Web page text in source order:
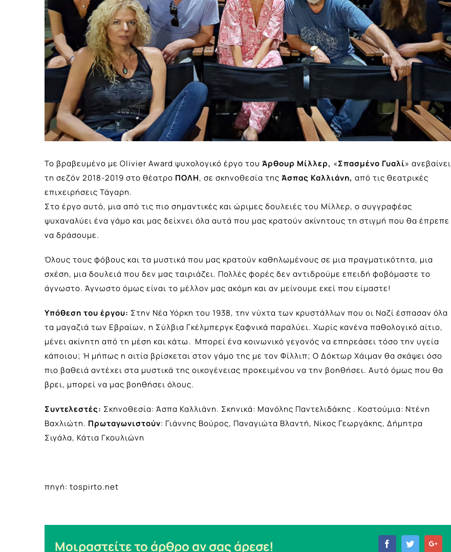
Το βραβευμένο με Olivier Award ψυχολογικό έργο του Άρθουρ Μίλλερ, «Σπασμένο Γυαλί» ανεβαίνει
τη σεζόν 2018-2019 στο θέατρο ΠΟΛΗ, σε σκηνοθεσία της Άσπας Καλλιάνη, από τις θεατρικές
επιχειρήσεις Τάγαρη.
Στο έργο αυτό, μια από τις πιο σημαντικές και ώριμες δουλειές του Μίλλερ, ο συγγραφέας
ψυχαναλύει ένα γάμο και μας δείχνει όλα αυτά που μας κρατούν ακίνητους τη στιγμή που θα έπρεπε
να δράσουμε.
Όλους τους φόβους και τα μυστικά που μας κρατούν καθηλωμένους σε μια πραγματικότητα, μια
σχέση, μια δουλειά που δεν μας ταιριάζει. Πολλές φορές δεν αντιδρούμε επειδή φοβόμαστε το
άγνωστο. Άγνωστο όμως είναι το μέλλον μας ακόμη και αν μείνουμε εκεί που είμαστε!
Υπόθεση του έργου: Στην Νέα Υόρκη του 1938, την νύχτα των κρυστάλλων που οι Ναζί έσπασαν όλα
τα μαγαζιά των Εβραίων, η Σύλβια Γκέλμπεργκ ξαφνικά παραλύει. Χωρίς κανένα παθολογικό αίτιο,
μένει ακίνητη από τη μέση και κάτω. Μπορεί ένα κοινωνικό γεγονός να επηρεάσει τόσο την υγεία
κάποιου; Ή μήπως η αιτία βρίσκεται στον γάμο της με τον Φίλλιπ; Ο Δόκτωρ Χάιμαν θα σκάψει όσο
πιο βαθειά αντέχει στα μυστικά της οικογένειας προκειμένου να την βοηθήσει. Αυτό όμως που θα
βρει, μπορεί να μας βοηθήσει όλους.
Συντελεστές: Σκηνοθεσία: Άσπα Καλλιάνη. Σκηνικά: Μανόλης Παντελιδάκης . Κοστούμια: Ντένη
Βαχλιώτη. Πρωταγωνιστούν: Γιάννης Βούρος, Παναγιώτα Βλαντή, Νίκος Γεωργάκης, Δήμητρα
Σιγάλα, Κάτια Γκουλιώνη
πηγή: tospirto.net
Μοιραστείτε το άρθρο αν σας άρεσε! FacebookTwitter